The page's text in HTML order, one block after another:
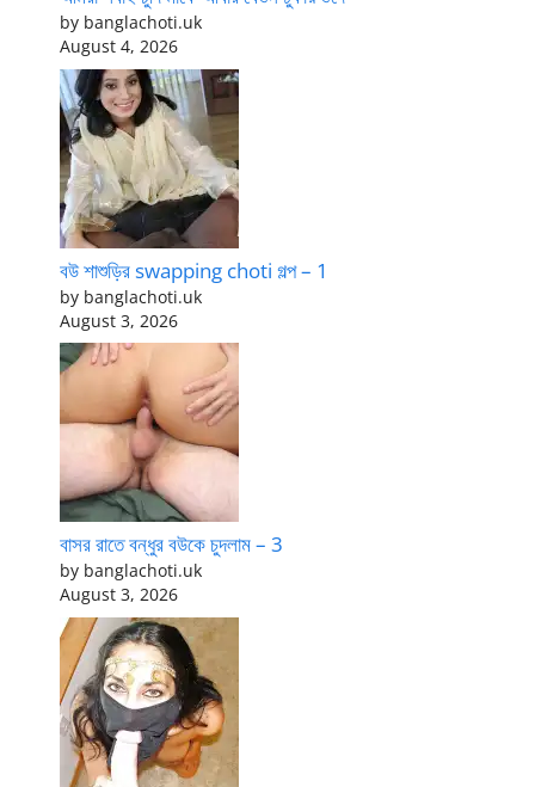
by banglachoti.uk
August 4, 2026
বউ শাশুড়ির swapping choti গল্প – 1
by banglachoti.uk
August 3, 2026
বাসর রাতে বন্ধুর বউকে চুদলাম – 3
by banglachoti.uk
August 3, 2026